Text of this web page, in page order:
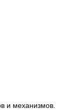
и механизмов.